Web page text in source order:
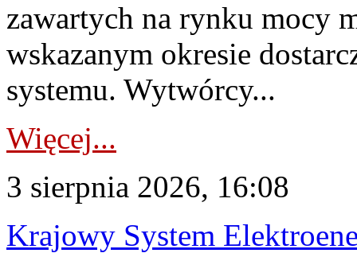
zawartych na rynku mocy
wskazanym okresie
systemu. Wytwórcy...
Więcej...
3 sierpnia 2026, 16:08
Krajowy System